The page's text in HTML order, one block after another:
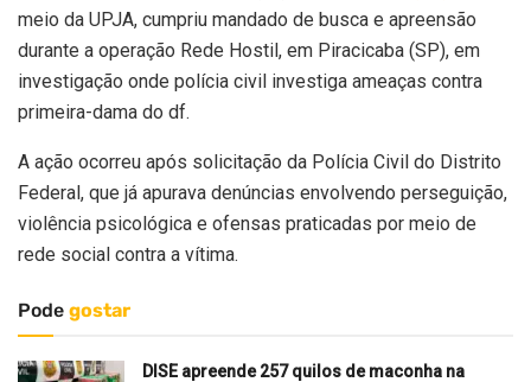
meio da UPJA, cumpriu mandado de busca e apreensão
durante a operação Rede Hostil, em Piracicaba (SP), em
investigação onde polícia civil investiga ameaças contra
primeira-dama do df.
A ação ocorreu após solicitação da Polícia Civil do Distrito
Federal, que já apurava denúncias envolvendo perseguição,
violência psicológica e ofensas praticadas por meio de
rede social contra a vítima.
Pode gostar
DISE apreende 257 quilos de maconha na